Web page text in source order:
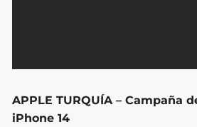
APPLE TURQUÍA – Campaña
iPhone 14